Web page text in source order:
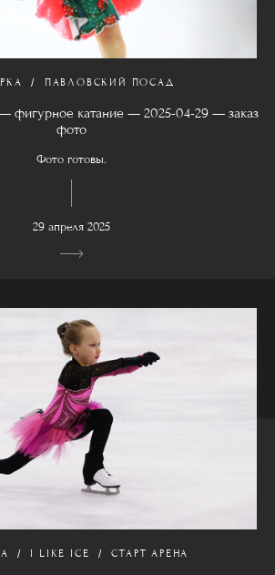
ПАВЛОВСКИЙ ПОСАД
фигурное катание — 2025-04-29 — заказ
фото
Фото готовы.
29 апреля 2025
I LIKE ICE СТАРТ АРЕНА